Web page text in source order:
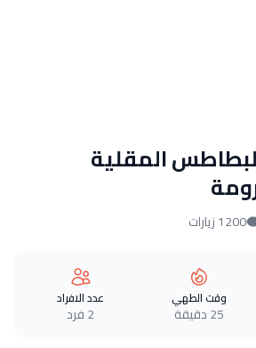
المقلية
1200 زيارات
وقت الطهي
25 دقيقة
عدد الافراد
2 فرد